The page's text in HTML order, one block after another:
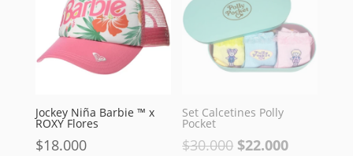
Jockey Niña Barbie ™ x
ROXY Flores
$18.000
Set Calcetines Polly
Pocket
$30.000 El
$22.000El